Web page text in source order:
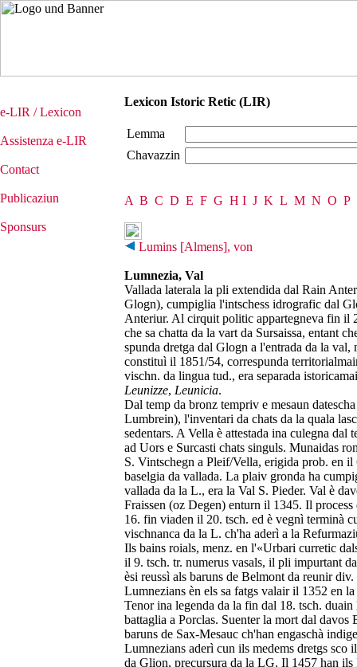
e-LIR / Lexicon
Assistenza e-LIR
Contact
Publicaziun
Sponsurs
Lexicon Istoric Retic (LIR)
Lemma
Chavazzin
A B C D E F G H I J K L M N O P
Lumins [Almens], von
Lumnezia, Val
Vallada laterala la pli extendida dal Rain
Glogn), cumpiglia l'intschess idrografic dal
Anteriur. Al cirquit politic appartegneva fin il
che sa chatta da la vart da Sursaissa, entant
spunda dretga dal Glogn a l'entrada da la
constituì il 1851/54, correspunda
vischn. da lingua tud., era separada
Leunizze, Leunicia.
Dal temp da bronz tempriv e mesaun
Lumbrein), l'inventari da chats da la quala
sedentars. A Vella è attestada ina culegna
ad Uors e Surcasti chats singuls. Munaidas
S. Vintschegn a Pleif/Vella, erigida prob. en
baselgia da vallada. La plaiv gronda ha
vallada da la L., era la Val S. Pieder. Val è
Fraissen (oz Degen) enturn il 1345. Il
16. fin viaden il 20. tsch. ed è vegnì terminà
vischnanca da la L. ch'ha aderì a la
Ils bains roials, menz. en l'«Urbari curretic
il 9. tsch. tr. numerus vasals, il pli impurtant
èsi reussì als baruns de Belmont da reunir
Lumnezians èn els sa fatgs valair il 1352 en
Tenor ina legenda da la fin dal 18. tsch.
battaglia a Porclas. Suenter la mort dal davos
baruns de Sax-Mesauc ch'han engaschà
Lumnezians aderì cun ils medems dretgs sco
da Glion, precursura da la LG. Il 1457 han ils